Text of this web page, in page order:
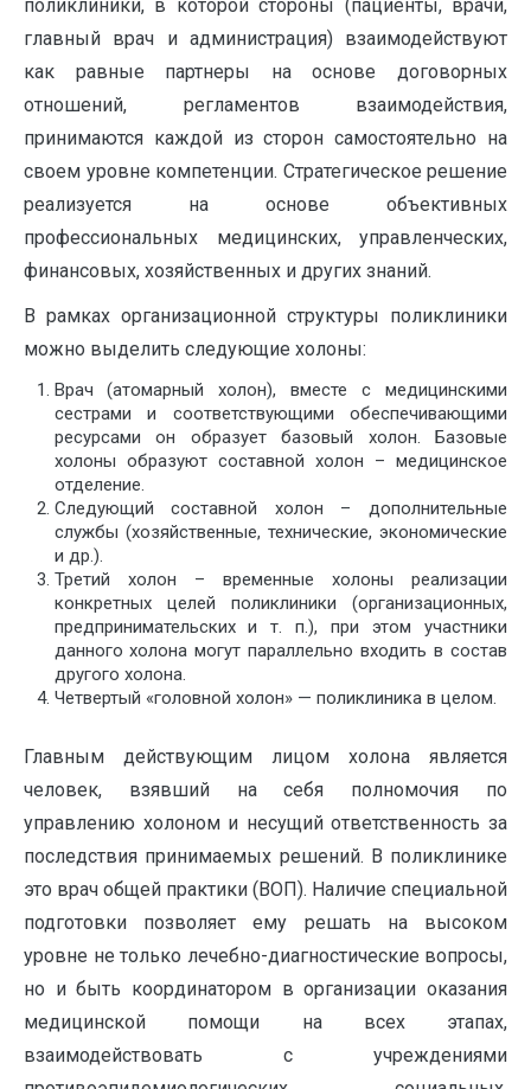
поликлиники, в которой стороны (пациенты, врачи,
главный врач и администрация) взаимодействуют
как равные партнеры на основе договорных
отношений, регламентов взаимодействия,
принимаются каждой из сторон самостоятельно на
своем уровне компетенции. Стратегическое решение
реализуется на основе объективных
профессиональных медицинских, управленческих,
финансовых, хозяйственных и других знаний.
В рамках организационной структуры поликлиники
можно выделить следующие холоны:
Врач (атомарный холон), вместе с медицинскими
сестрами и соответствующими обеспечивающими
ресурсами он образует базовый холон. Базовые
холоны образуют составной холон – медицинское
отделение.
Следующий составной холон – дополнительные
службы (хозяйственные, технические, экономические
и др.).
Третий холон – временные холоны реализации
конкретных целей поликлиники (организационных,
предпринимательских и т. п.), при этом участники
данного холона могут параллельно входить в состав
другого холона.
Четвертый «головной холон» — поликлиника в целом.
Главным действующим лицом холона является
человек, взявший на себя полномочия по
управлению холоном и несущий ответственность за
последствия принимаемых решений. В поликлинике
это врач общей практики (ВОП). Наличие специальной
подготовки позволяет ему решать на высоком
уровне не только лечебно-диагностические вопросы,
но и быть координатором в организации оказания
медицинской помощи на всех этапах,
взаимодействовать с учреждениями